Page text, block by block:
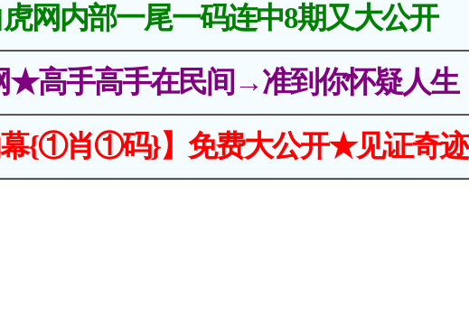
网内部一尾一码连中8期又大公开
★高手高手在民间→准到你怀疑人生
{①肖①码}】免费大公开★见证奇迹